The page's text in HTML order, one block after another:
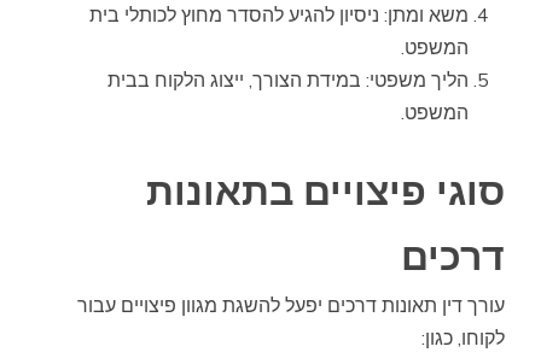
משא ומתן: ניסיון להגיע להסדר מחוץ לכותלי בית
המשפט.
הליך משפטי: במידת הצורך, ייצוג הלקוח בבית
המשפט.
סוגי פיצויים בתאונות
דרכים
עורך דין תאונות דרכים יפעל להשגת מגוון פיצויים עבור
לקוחו, כגון: